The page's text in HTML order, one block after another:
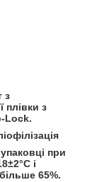
з
плівки з
Lock.
при
і
65%.